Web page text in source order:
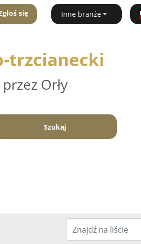
się Inne branże
trzcianecki
Orły
Szukaj